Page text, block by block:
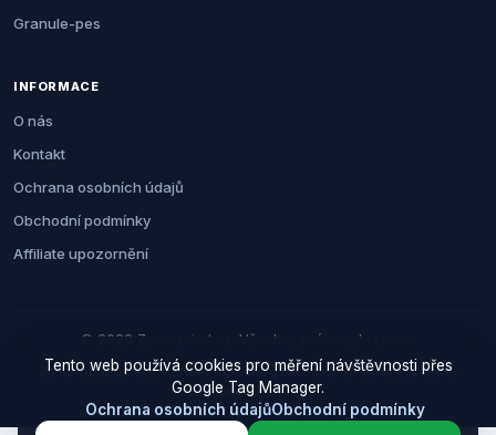
Granule-pes
INFORMACE
O nás
Kontakt
Ochrana osobních údajů
Obchodní podmínky
Affiliate upozornění
© 2026 Zemezvirat.cz. Všechna práva vyhrazena.
Za nákup přes naše odkazy můžeme získat provizi. Cenu pro vás to
neovlivní.
Tento web používá cookies pro měření návštěvnosti přes
Google Tag Manager.
Ochrana osobních údajůObchodní podmínky